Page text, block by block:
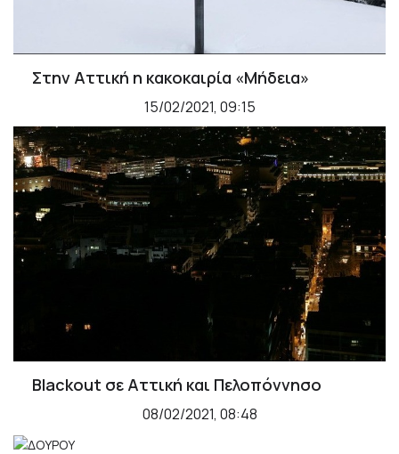
Στην Αττική η κακοκαιρία «Μήδεια»
15/02/2021, 09:15
Blackout σε Αττική και Πελοπόννησο
08/02/2021, 08:48